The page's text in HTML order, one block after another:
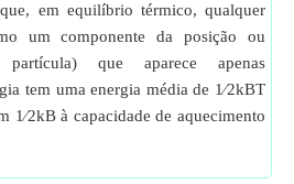
em equilíbrio térmico, qualquer
um componente da posição ou
que aparece apenas
tem uma energia média de 1⁄2kBT
1⁄2kB à capacidade de aquecimento